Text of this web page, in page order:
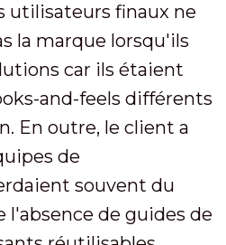
utilisateurs finaux ne
la marque lorsqu'ils
car ils étaient
and-feels différents
En outre, le client a
de
souvent du
l'absence de guides de